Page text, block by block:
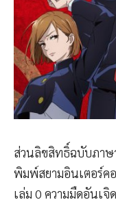
ส่วนลิขสิทธิ์ฉบับภาษ
พิมพ์สยามอินเตอร์ค
เล่ม 0 ความมืดอันเจิ